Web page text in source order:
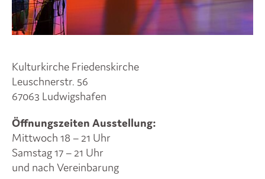
Kulturkirche Friedenskirche
Leuschnerstr. 56
67063 Ludwigshafen
Öffnungszeiten Ausstellung:
Mittwoch 18 – 21 Uhr
Samstag 17 – 21 Uhr
und nach Vereinbarung